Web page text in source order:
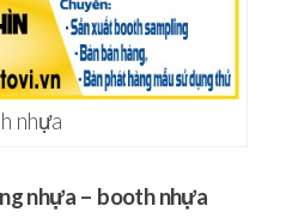
nhựa
nhựa – booth nhựa